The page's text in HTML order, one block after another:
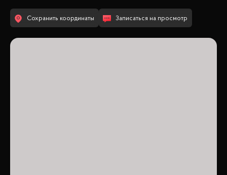
Сохранить координаты Записаться на просмотр